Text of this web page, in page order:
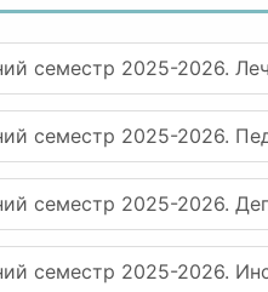
семестр 2025-2026.
семестр 2025-2026.
семестр 2025-2026.
семестр 2025-2026.